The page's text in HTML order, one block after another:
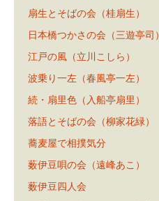
扇生とそばの会（桂扇生）
日本橋つかさの会（三遊亭司）
江戸の風（立川こしら）
波乗り一左（春風亭一左）
続・扇里色（入船亭扇里）
落語とそばの会（柳家花緑）
蕎麦屋で相撲気分
薮伊豆唄の会（遠峰あこ）
薮伊豆四人会